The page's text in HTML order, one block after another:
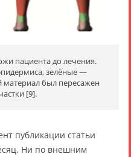
пациента до лечения.
зелёные —
был пересажен
[9].
публикации статьи
Ни по внешним